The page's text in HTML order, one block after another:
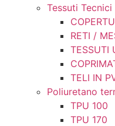
Tessuti Tecnici
RETI /
TESSUTI
TELI IN
Poliuretano
TPU 100
TPU 170